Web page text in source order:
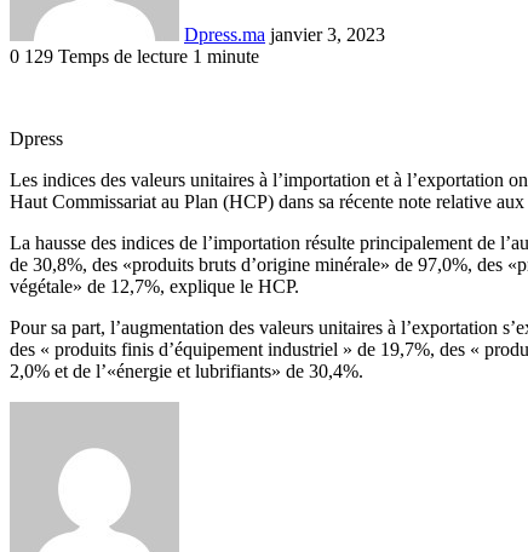
Dpress.ma janvier 3, 2023
0 129 Temps de lecture 1 minute
Dpress
Les indices des valeurs unitaires à l’importation et à l’exportation
Haut Commissariat au Plan (HCP) dans sa récente note relative
La hausse des indices de l’importation résulte principalement de
de 30,8%, des «produits bruts d’origine minérale» de 97,0%, des
végétale» de 12,7%, explique le HCP.
Pour sa part, l’augmentation des valeurs unitaires à l’exportation
des « produits finis d’équipement industriel » de 19,7%, des «
2,0% et de l’«énergie et lubrifiants» de 30,4%.